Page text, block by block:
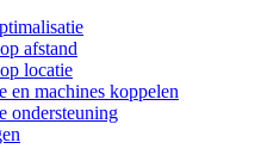
afstand
locatie
en machines koppelen
ondersteuning